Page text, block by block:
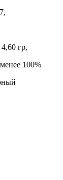
гр,
100%